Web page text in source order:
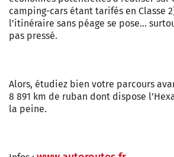
camping-cars étant tarifés en Classe
l’itinéraire sans péage se pose…
pas pressé.
Alors, étudiez bien votre parcours
8 891 km de ruban dont dispose
la peine.